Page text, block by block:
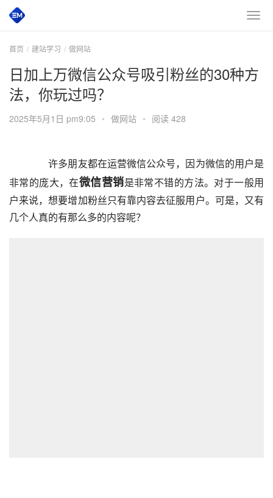
首页 建站学习 做网站
日加上万微信公众号吸引粉丝的30种方
法，你玩过吗？
2025年5月1日 pm9:05 • 做网站 • 阅读 428
许多朋友都在运营微信公众号，因为微信的用户是
非常的庞大，在微信营销是非常不错的方法。对于一般用
户来说，想要增加粉丝只有靠内容去征服用户。可是，又有
几个人真的有那么多的内容呢？